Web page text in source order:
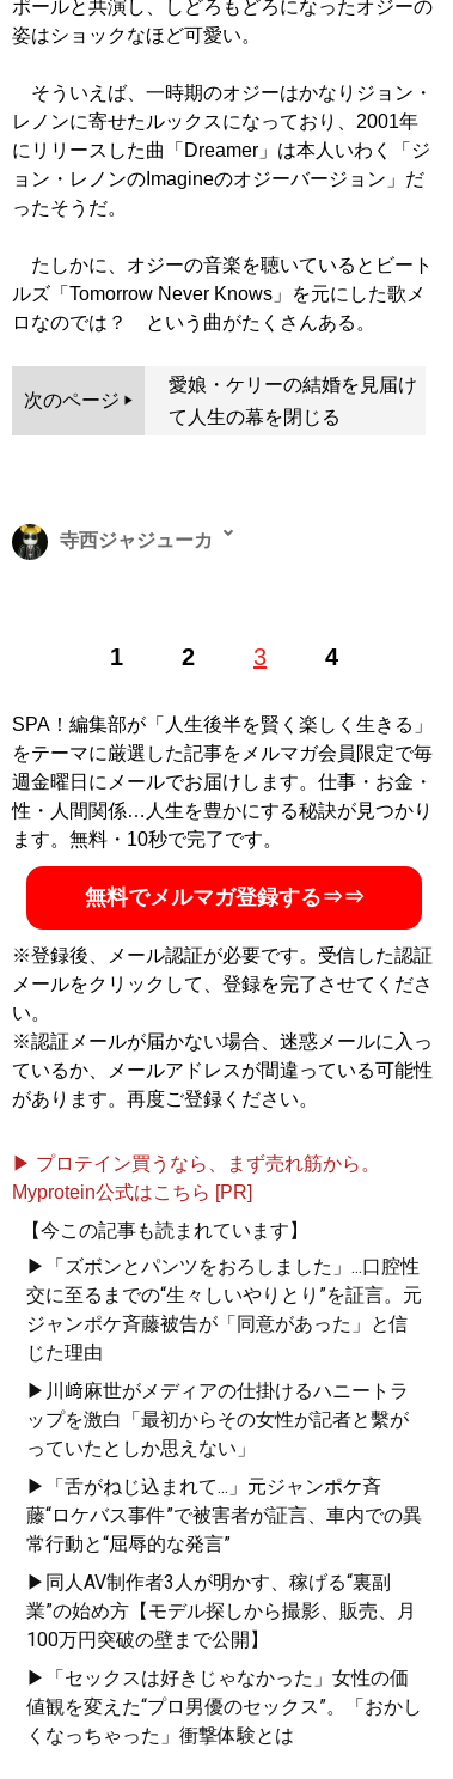
ポールと共演し、しどろもどろになったオジーの
姿はショックなほど可愛い。
そういえば、一時期のオジーはかなりジョン・
レノンに寄せたルックスになっており、2001年
にリリースした曲「Dreamer」は本人いわく「ジ
ョン・レノンのImagineのオジーバージョン」だ
ったそうだ。
たしかに、オジーの音楽を聴いているとビート
ルズ「Tomorrow Never Knows」を元にした歌メ
ロなのでは？ という曲がたくさんある。
次のページ
愛娘・ケリーの結婚を見届け
て人生の幕を閉じる
1 2 3 4
寺西ジャジューカ
して活動中。得意分野は、芸能、音楽、（昔の）プロレ
全崩壊の真実』『証言「橋本真也34歳 小川直也に負け
たら即引退！」の真実』『証言1・4 橋本vs.小川 20年目
の真実 』『証言 長州力 「革命戦士」の虚と実』（すべ
て宝島社）で執筆。
記事一覧へ
SPA！編集部が「人生後半を賢く楽しく生きる」
をテーマに厳選した記事をメルマガ会員限定で毎
週金曜日にメールでお届けします。仕事・お金・
性・人間関係…人生を豊かにする秘訣が見つかり
ます。無料・10秒で完了です。
無料でメルマガ登録する⇒⇒
※登録後、メール認証が必要です。受信した認証
メールをクリックして、登録を完了させてくださ
い。
※認証メールが届かない場合、迷惑メールに入っ
ているか、メールアドレスが間違っている可能性
があります。再度ご登録ください。
▶ プロテイン買うなら、まず売れ筋から。
Myprotein公式はこちら [PR]
【今この記事も読まれています】
▶「ズボンとパンツをおろしました」...口腔性
交に至るまでの“生々しいやりとり”を証言。元
ジャンポケ斉藤被告が「同意があった」と信
じた理由
▶川﨑麻世がメディアの仕掛けるハニートラ
ップを激白「最初からその女性が記者と繫が
っていたとしか思えない」
▶「舌がねじ込まれて...」元ジャンポケ斉
藤“ロケバス事件”で被害者が証言、車内での異
常行動と“屈辱的な発言”
▶同人AV制作者3人が明かす、稼げる“裏副
業”の始め方【モデル探しから撮影、販売、月
100万円突破の壁まで公開】
▶「セックスは好きじゃなかった」女性の価
値観を変えた“プロ男優のセックス”。「おかし
くなっちゃった」衝撃体験とは